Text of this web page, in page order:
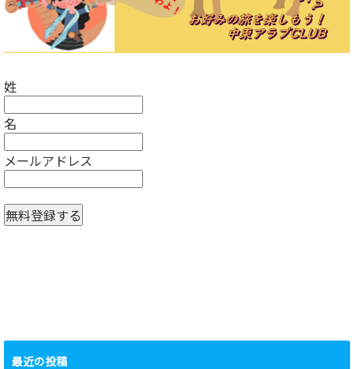
姓
名
メールアドレス
最近の投稿